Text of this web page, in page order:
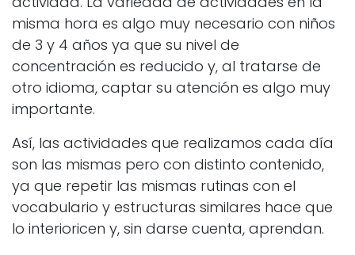
misma hora es algo muy necesario con niños
de 3 y 4 años ya que su nivel de
concentración es reducido y, al tratarse de
otro idioma, captar su atención es algo muy
importante.
Así, las actividades que realizamos cada día
son las mismas pero con distinto contenido,
ya que repetir las mismas rutinas con el
vocabulario y estructuras similares hace que
lo interioricen y, sin darse cuenta, aprendan.